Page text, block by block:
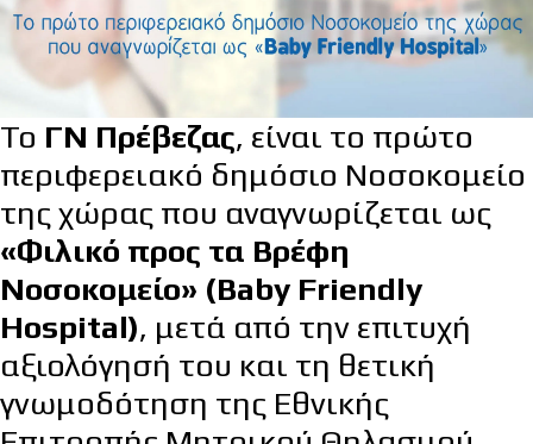
Το ΓΝ Πρέβεζας, είναι το πρώτο
περιφερειακό δημόσιο Νοσοκομείο
της χώρας που αναγνωρίζεται ως
«Φιλικό προς τα Βρέφη
Νοσοκομείο» (Baby Friendly
Hospital), μετά από την επιτυχή
αξιολόγησή του και τη θετική
γνωμοδότηση της Εθνικής